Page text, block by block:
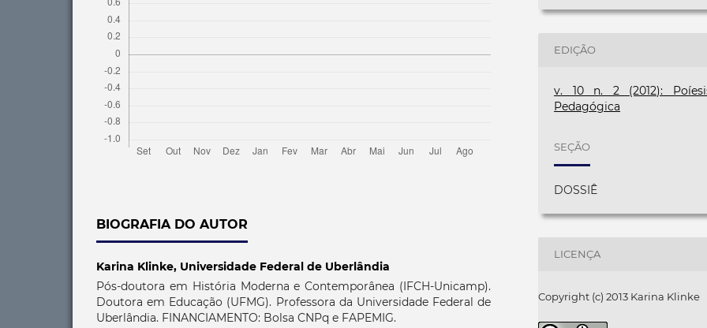
BIOGRAFIA DO AUTOR
Karina Klinke, Universidade Federal de Uberlândia
Pós-doutora em História Moderna e Contemporânea (IFCH-Unicamp).
Doutora em Educação (UFMG). Professora da Universidade Federal de
Uberlândia. FINANCIAMENTO: Bolsa CNPq e FAPEMIG.
EDIÇÃO
v. 10 n. 2 (2012):
Pedagógica
SEÇÃO
DOSSIÊ
LICENÇA
Copyright (c) 2013 Karina Klinke